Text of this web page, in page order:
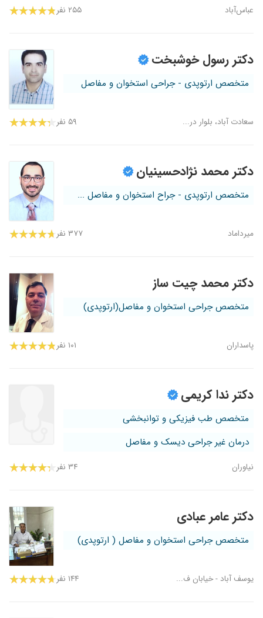
عباس‌آباد ۲۵۵ نفر
دکتر رسول خوشبخت
متخصص ارتوپدی - جراحی استخوان و مفاصل
سعادت آباد، بلوار در... ۵۹ نفر
دکتر محمد نژادحسینیان
متخصص ارتوپدی - جراح استخوان و مفاصل ...
میرداماد ۳۷۷ نفر
دکتر محمد چیت ساز
متخصص جراحی استخوان و مفاصل(ارتوپدی)
پاسداران ۱۰۱ نفر
دکتر ندا کریمی
متخصص طب فیزیکی و توانبخشی
درمان غیر جراحی دیسک و مفاصل
نیاوران ۳۴ نفر
دکتر عامر عبادی
متخصص جراحی استخوان و مفاصل ( ارتوپدی)
یوسف آباد - خیابان ف... ۱۴۴ نفر